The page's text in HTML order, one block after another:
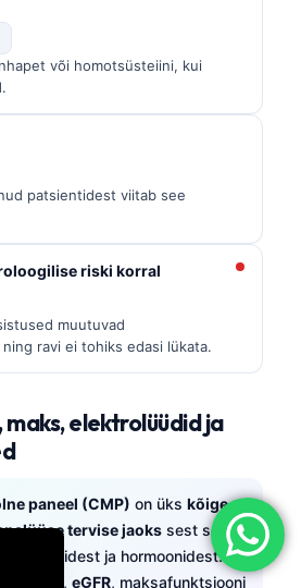
või homotsüsteiini, kui
patsientidest viitab see
riski korral
muutuvad
ravi ei tohiks edasi lükata.
maks, elektrolüüdid ja
paneel (CMP) on üks kõige
tervise jaoks sest see
vitamiinidest ja hormoonidest.
, eGFR, maksafunktsiooni